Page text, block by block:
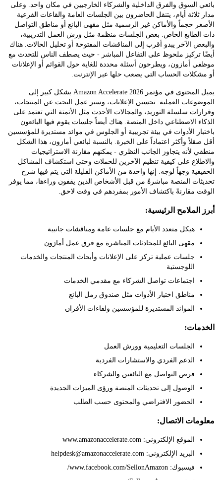
السوق والفرق الداخلية والشركاء الخارجيين في مكان واحد. وعلى
أيام، يتنقل الحاضرون بين الجلسات العامة والقاعات الفرعية
حجماً والأماكن غير الرسمية مثل مقهى البائع أو مناطق التواصل
الخاص. بعض الجلسات منظمة مثل ورش العمل التدريبية،
الآخر يبدو أقرب إلى المناقشات المفتوحة أو تحليل الحالات. هناك
ملحوظ على التفاعل المباشر - حيث يصطف الناس للتحدث مع
أمازون، ويطرحون أسئلة محددة للغاية حول القوائم أو الإعلانات
الحساب التي يصعب حلها عبر الإنترنت.
يميل المحتوى في مؤتمر Amazon Accelerate 2026 بشكل كبير إلى
العملية: تحسين الإعلانات، وسير عمل البحث عن المنتجات،
سلسلة التوريد، والمجالات الأحدث مثل الأتمتة التي تعتمد على
الاصطناعي داخل المنصة. هناك أيضاً جلسات يقوم فيها البائعون
الأدوات في بيئة تجريبية أو الجلوس في موائد مستديرة للمؤسسين
وأكثر اعتماداً على الخبرة. بالنسبة لبائعي أمازون، هذا الشكل
لأنه يتجاوز الجانب النظري - يمكنهم مقارنة الاستراتيجيات
على كيفية تنظيم الآخرين للحملات وحتى استكشاف المشاكل
وجهاً لوجه. إنها واحدة من الأماكن القليلة التي يتم فيها شرح
المنصة مباشرةً من قبل الأشخاص الذين يقفون وراءها، مما يوفر
مقارنةً باكتشاف الأمور بمفردهم في وقت لاحق.
الرئيسية:
هيكل متعدد الأيام مع جلسات عامة ومناقشات جانبية
مقهى البائع للمحادثات المباشرة مع فرق عمل أمازون
جلسات عملية تركز على الإعلانات وأبحاث المنتجات والخدمات
اللوجستية
اجتماعات تواصل الشركاء مع مقدمي الخدمات
مناطق اختبار الأدوات مثل صندوق رمل البائع
الموائد المستديرة للمؤسسين ولقاءات الأقران
الجلسات التعليمية وورش العمل
الدعم الفردي والاستشارات الفردية
فرص التواصل مع البائعين والشركاء
الوصول إلى تحديثات المنصة ورؤى الميزات الجديدة
الحضور الافتراضي والمحتوى حسب الطلب
الاتصال:
الموقع الإلكتروني: www.amazonaccelerate.com
البريد الإلكتروني: helpdesk@amazonaccelerate.com
فيسبوك: www.facebook.com/SellonAmazon/